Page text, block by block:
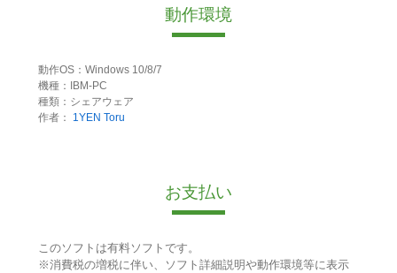
動作環境
動作OS：Windows 10/8/7
機種：IBM-PC
種類：シェアウェア
作者：
1YEN Toru
お支払い
このソフトは有料ソフトです。
※消費税の増税に伴い、ソフト詳細説明や動作環境等に表示